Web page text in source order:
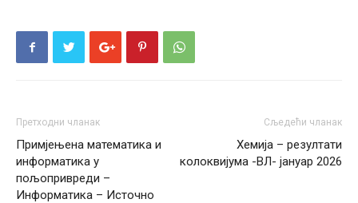
Претходни чланак
Примјењена математика и
информатика у
пољопривреди –
Информатика – Источно
Сљедећи чланак
Хемија – резултати
колоквијума -ВЛ- јануар 2026